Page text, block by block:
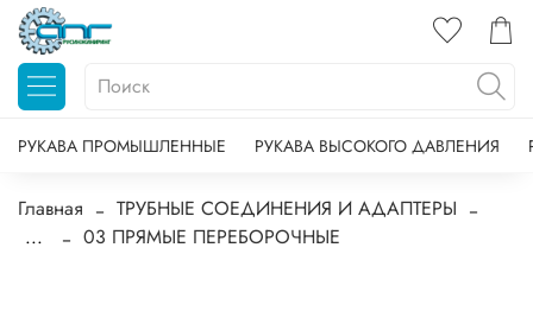
РУКАВА ПРОМЫШЛЕННЫЕ РУКАВА ВЫСОКОГО ДАВЛЕНИЯ
Главная
ТРУБНЫЕ СОЕДИНЕНИЯ И АДАПТЕРЫ
...
03 ПРЯМЫЕ ПЕРЕБОРОЧНЫЕ